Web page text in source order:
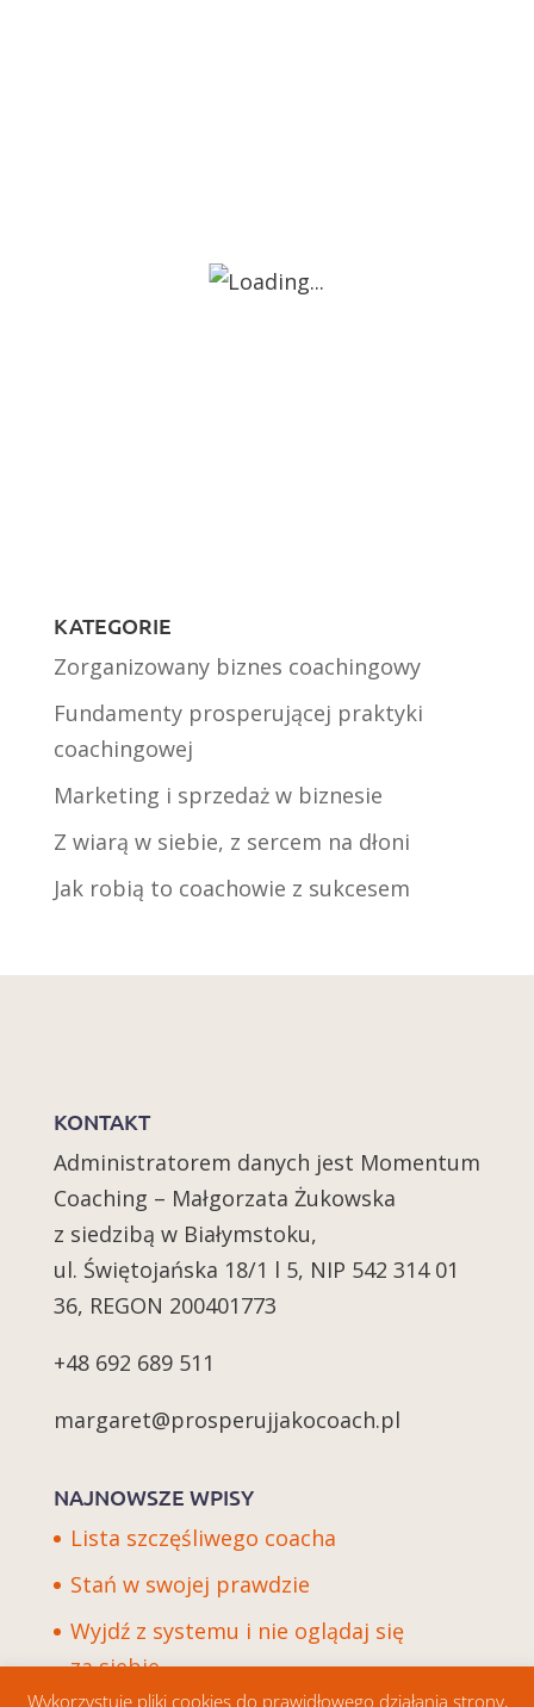
KATEGORIE
Zorganizowany biznes coachingowy
Fundamenty prosperującej praktyki
coachingowej
Marketing i sprzedaż w biznesie
Z wiarą w siebie, z sercem na dłoni
Jak robią to coachowie z sukcesem
KONTAKT
Administratorem danych jest Momentum
Coaching – Małgorzata Żukowska
z siedzibą w Białymstoku,
ul. Świętojańska 18/1 l 5, NIP 542 314 01
36, REGON 200401773
+48 692 689 511
margaret@prosperujjakocoach.pl
NAJNOWSZE WPISY
Lista szczęśliwego coacha
Stań w swojej prawdzie
Wyjdź z systemu i nie oglądaj się
za siebie
Wykorzystuję pliki cookies do prawidłowego działania strony,